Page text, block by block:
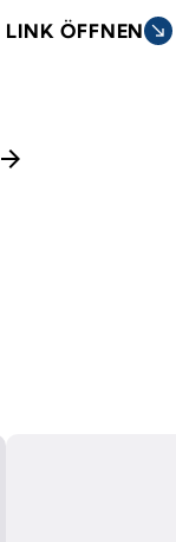
LINK ÖFFNEN south_east
arrow_forward